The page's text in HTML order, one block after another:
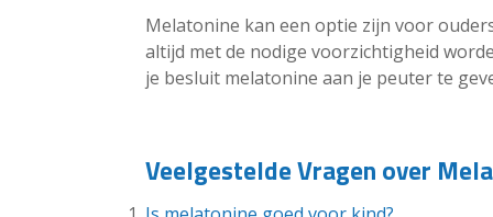
Melatonine kan een optie zijn voor
altijd met de nodige voorzichtigheid
je besluit melatonine aan je peuter te
Veelgestelde Vragen over